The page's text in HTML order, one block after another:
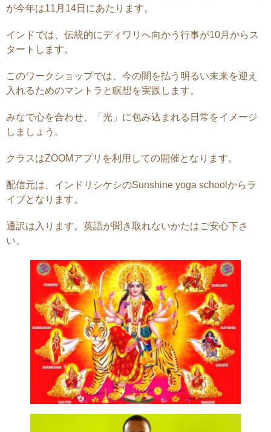
が今年は11月14日にあたります。
インドでは、伝統的にディワリへ向かう行事が10月からス
タートします。
このワークショップでは、今の闇を払う明るい未来を迎え
入れるためのマントラと瞑想を実践します。
みなで心を合わせ、「光」に包み込まれる日常をイメージ
しましょう。
クラスはZOOMアプリを利用しての開催となります。
配信元は、インドリシケシのSunshine yoga schoolからラ
イブとなります。
通訳は入ります。英語が聞き取れないかたはご安心下さ
い。